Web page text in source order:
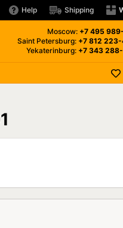
Help Shipping
Moscow: +7 495
Saint Petersburg: +7 812
Yekaterinburg: +7 343